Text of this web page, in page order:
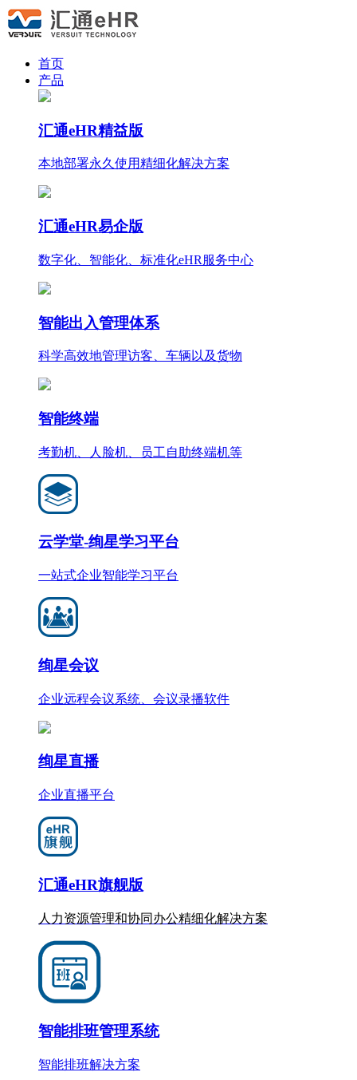
首页
产品
汇通eHR精益版
本地部署永久使用精细化解决方案
汇通eHR易企版
数字化、智能化、标准化eHR服务中心
智能出入管理体系
科学高效地管理访客、车辆以及货物
智能终端
考勤机、人脸机、员工自助终端机等
云学堂-绚星学习平台
一站式企业智能学习平台
绚星会议
企业远程会议系统、会议录播软件
绚星直播
企业直播平台
汇通eHR旗舰版
人力资源管理和协同办公精细化解决方案
智能排班管理系统
智能排班解决方案